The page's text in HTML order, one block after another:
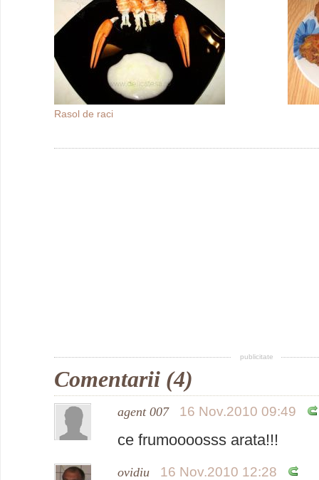
Rasol de raci
publicitate
Comentarii (4)
agent 007 16 Nov.2010 09:49
ce frumoooosss arata!!!
ovidiu 16 Nov.2010 12:28